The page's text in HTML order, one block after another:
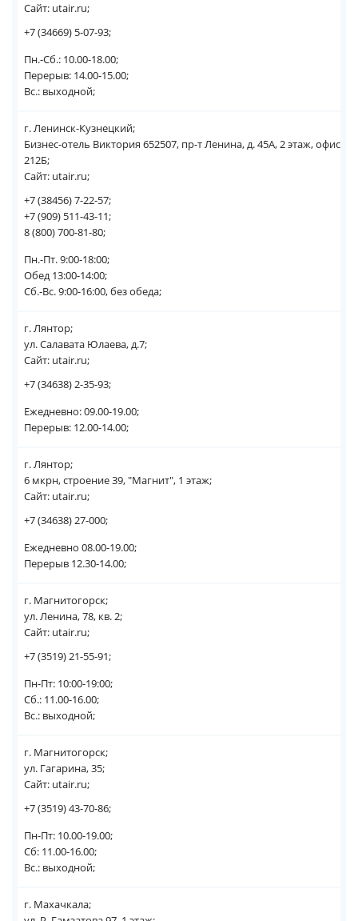
Сайт: utair.ru;
+7 (34669) 5-07-93;
Пн.-Сб.: 10.00-18.00;
Перерыв: 14.00-15.00;
Вс.: выходной;
г. Ленинск-Кузнецкий;
Бизнес-отель Виктория 652507, пр-т Ленина, д. 45А, 2 этаж, офис
212Б;
Сайт: utair.ru;
+7 (38456) 7-22-57;
+7 (909) 511-43-11;
8 (800) 700-81-80;
Пн.-Пт. 9:00-18:00;
Обед 13:00-14:00;
Сб.-Вс. 9:00-16:00, без обеда;
г. Лянтор;
ул. Салавата Юлаева, д.7;
Сайт: utair.ru;
+7 (34638) 2-35-93;
Ежедневно: 09.00-19.00;
Перерыв: 12.00-14.00;
г. Лянтор;
6 мкрн, строение 39, "Магнит", 1 этаж;
Сайт: utair.ru;
+7 (34638) 27-000;
Ежедневно 08.00-19.00;
Перерыв 12.30-14.00;
г. Магнитогорск;
ул. Ленина, 78, кв. 2;
Сайт: utair.ru;
+7 (3519) 21-55-91;
Пн-Пт: 10:00-19:00;
Сб.: 11.00-16.00;
Вс.: выходной;
г. Магнитогорск;
ул. Гагарина, 35;
Сайт: utair.ru;
+7 (3519) 43-70-86;
Пн-Пт: 10.00-19.00;
Сб: 11.00-16.00;
Вс.: выходной;
г. Махачкала;